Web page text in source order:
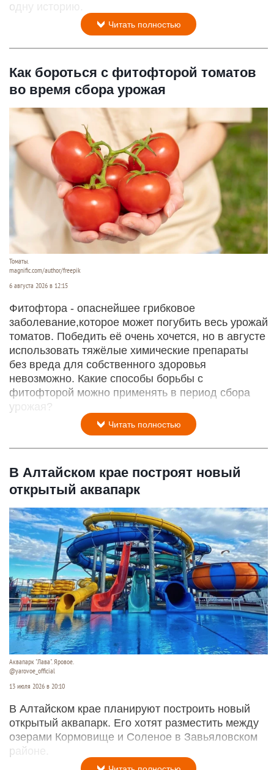
одну историю.
Читать полностью
Как бороться с фитофторой томатов
во время сбора урожая
Томаты.
magnific.com/author/freepik
6 августа 2026 в 12:15
Фитофтора - опаснейшее грибковое
заболевание,которое может погубить весь урожай
томатов. Победить её очень хочется, но в августе
использовать тяжёлые химические препараты
без вреда для собственного здоровья
невозможно. Какие способы борьбы с
фитофторой можно применять в период сбора
урожая?
Читать полностью
В Алтайском крае построят новый
открытый аквапарк
Аквапарк "Лава". Яровое.
@yarovoe_official
13 июля 2026 в 20:10
В Алтайском крае планируют построить новый
открытый аквапарк. Его хотят разместить между
озерами Кормовище и Соленое в Завьяловском
районе.